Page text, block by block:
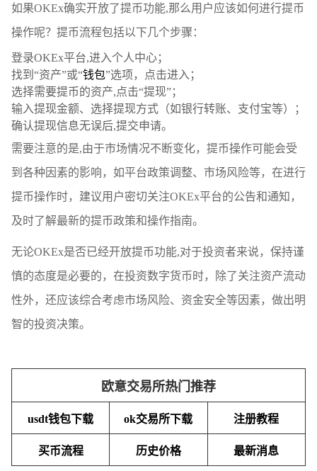
如果OKEx确实开放了提币功能,那么用户应该如何进行提币
操作呢？提币流程包括以下几个步骤：
登录OKEx平台,进入个人中心；
找到“资产”或“钱包”选项，点击进入；
选择需要提币的资产,点击“提现”；
输入提现金额、选择提现方式（如银行转账、支付宝等）；
确认提现信息无误后,提交申请。
需要注意的是,由于市场情况不断变化，提币操作可能会受
到各种因素的影响，如平台政策调整、市场风险等，在进行
提币操作时，建议用户密切关注OKEx平台的公告和通知，
及时了解最新的提币政策和操作指南。
无论OKEx是否已经开放提币功能,对于投资者来说，保持谨
慎的态度是必要的，在投资数字货币时，除了关注资产流动
性外，还应该综合考虑市场风险、资金安全等因素，做出明
智的投资决策。
欧意交易所热门推荐
usdt钱包下载 ok交易所下载 注册教程
买币流程 历史价格 最新消息